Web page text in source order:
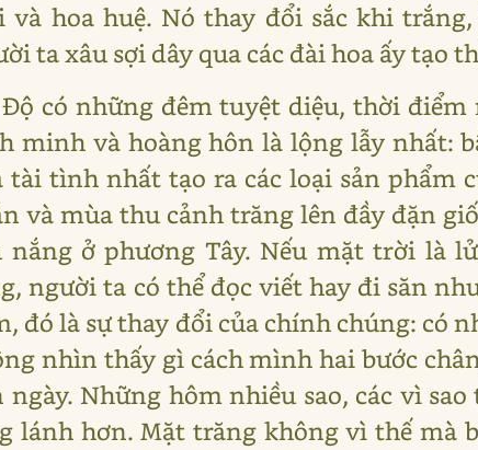
và hoa huệ. Nó thay đổi sắc khi
ta xâu sợi dây qua các đài hoa ấy tạo
có những đêm tuyệt diệu, thời
minh và hoàng hôn là lộng lẫy nhất:
tài tình nhất tạo ra các loại sản phẩm
và mùa thu cảnh trăng lên đầy đặn
nắng ở phương Tây. Nếu mặt trời là
người ta có thể đọc viết hay đi săn
đó là sự thay đổi của chính chúng:
nhìn thấy gì cách mình hai bước
ngày. Những hôm nhiều sao, các vì
lánh hơn. Mặt trăng không vì thế mà